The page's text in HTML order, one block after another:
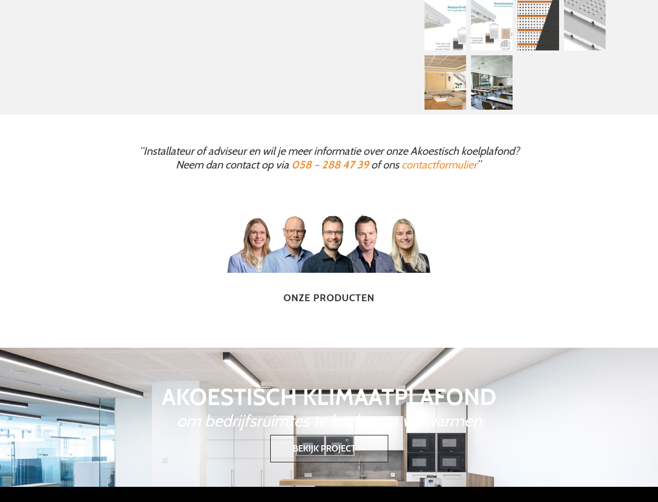
“Installateur of adviseur en wil je meer informatie over onze Akoestisch koelplafond?
Neem dan contact op via 058 – 288 47 39of onscontactformulier”
ONZE PRODUCTEN
AKOESTISCH KLIMAATPLAFOND
om bedrijfsruimtes te koelen en verwarmen
BEKIJK PROJECT >>